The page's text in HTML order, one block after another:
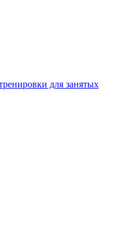
для занятых